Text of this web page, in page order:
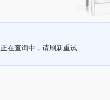
正在查询中，请刷新重试